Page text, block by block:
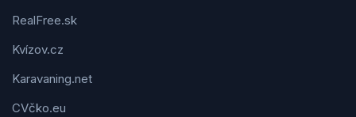
RealFree.sk
Kvízov.cz
Karavaning.net
CVčko.eu